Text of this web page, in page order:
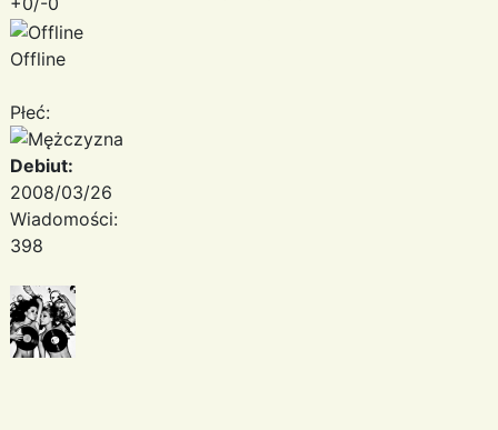
Offline
Płeć:
Debiut:
2008/03/26
Wiadomości:
398